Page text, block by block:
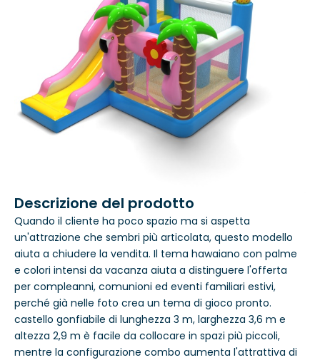
Descrizione del prodotto
Quando il cliente ha poco spazio ma si aspetta
un'attrazione che sembri più articolata, questo modello
aiuta a chiudere la vendita. Il tema hawaiano con palme
e colori intensi da vacanza aiuta a distinguere l'offerta
per compleanni, comunioni ed eventi familiari estivi,
perché già nelle foto crea un tema di gioco pronto.
castello gonfiabile di lunghezza 3 m, larghezza 3,6 m e
altezza 2,9 m è facile da collocare in spazi più piccoli,
mentre la configurazione combo aumenta l'attrattiva di